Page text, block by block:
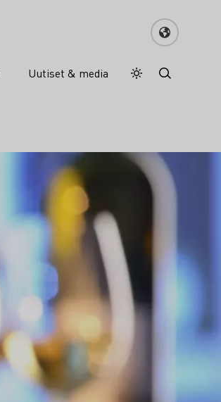
Uutiset & media Daymode
Darkmode